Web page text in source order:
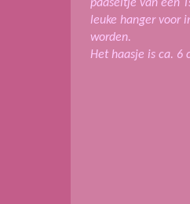
paaseitje van een
leuke hanger voor
worden.
Het haasje is ca. 6